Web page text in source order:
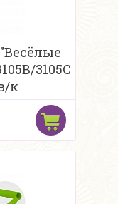
3105C
к